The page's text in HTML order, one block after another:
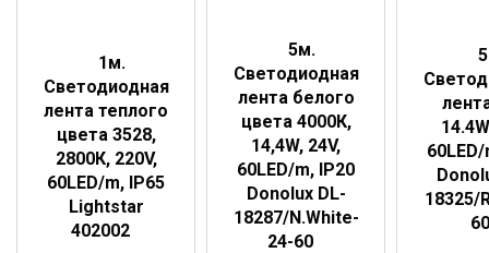
1м.
Светодиодная
лента теплого
цвета 3528,
2800К, 220V,
60LED/m, IP65
Lightstar
402002
5м.
Светодиодная
лента белого
цвета 4000К,
14,4W, 24V,
60LED/m, IP20
Donolux DL-
18287/N.White-
24-60
18325/
60